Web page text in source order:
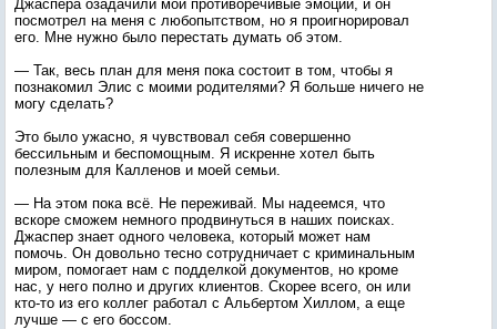
Джаспера озадачили мои противоречивые эмоции, и он
посмотрел на меня с любопытством, но я проигнорировал
его. Мне нужно было перестать думать об этом.
— Так, весь план для меня пока состоит в том, чтобы я
познакомил Элис с моими родителями? Я больше ничего не
могу сделать?
Это было ужасно, я чувствовал себя совершенно
бессильным и беспомощным. Я искренне хотел быть
полезным для Калленов и моей семьи.
— На этом пока всё. Не переживай. Мы надеемся, что
вскоре сможем немного продвинуться в наших поисках.
Джаспер знает одного человека, который может нам
помочь. Он довольно тесно сотрудничает с криминальным
миром, помогает нам с подделкой документов, но кроме
нас, у него полно и других клиентов. Скорее всего, он или
кто-то из его коллег работал с Альбертом Хиллом, а еще
лучше — с его боссом.